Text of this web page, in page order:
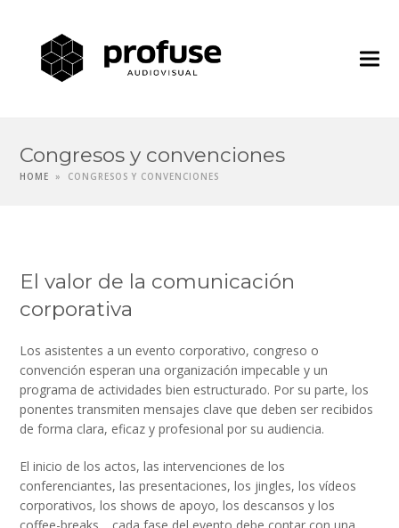
Congresos y convenciones
HOME » CONGRESOS Y CONVENCIONES
El valor de la comunicación
corporativa
Los asistentes a un evento corporativo, congreso o
convención esperan una organización impecable y un
programa de actividades bien estructurado. Por su parte, los
ponentes transmiten mensajes clave que deben ser recibidos
de forma clara, eficaz y profesional por su audiencia.
El inicio de los actos, las intervenciones de los
conferenciantes, las presentaciones, los jingles, los vídeos
corporativos, los shows de apoyo, los descansos y los